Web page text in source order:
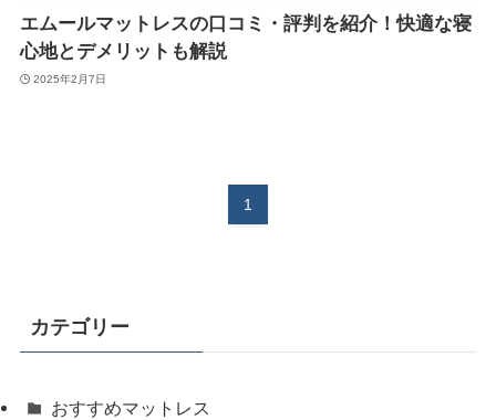
エムールマットレスの口コミ・評判を紹介！快適な寝
心地とデメリットも解説
2025年2月7日
1
カテゴリー
おすすめマットレス